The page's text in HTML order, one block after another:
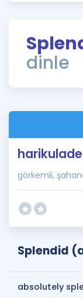
Rehberlik
ÖSYM
İngilizce
dinle
harikulade
görkemli,
Splendid
absolutely